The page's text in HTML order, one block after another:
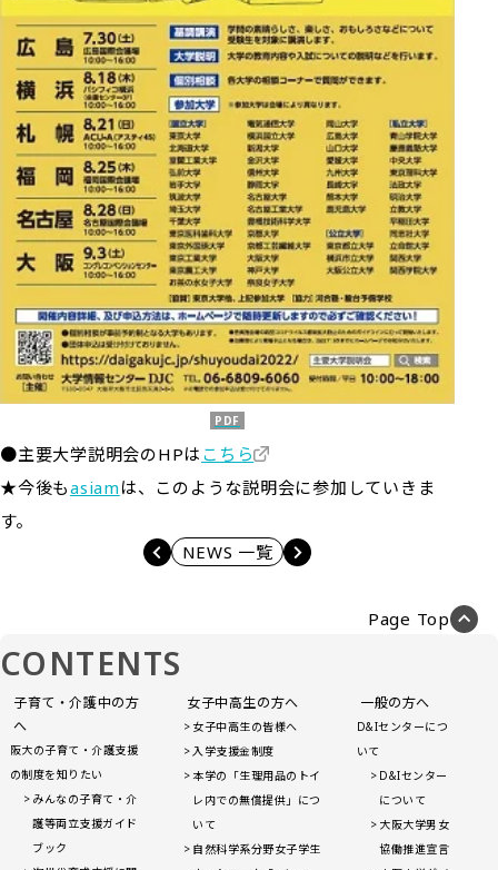
●主要大学説明会のHPは こちら
★今後もasiamは、このような説明会に参加していきま
す。
NEWS 一覧
Page Top
CONTENTS
子育て・介護中の方
へ
阪大の子育て・介護支援
の制度を知りたい
みんなの子育て・介
護等両立支援ガイド
ブック
女子中高生の方へ
女子中高生の皆様へ
入学支援金制度
本学の「生理用品のトイ
レ内での無償提供」につ
いて
自然科学系分野女子学生
一般の方へ
D&Iセンターにつ
いて
D&Iセンター
について
大阪大学男女
協働推進宣言